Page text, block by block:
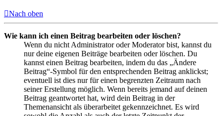
Nach oben
Wie kann ich einen Beitrag bearbeiten oder löschen?
Wenn du nicht Administrator oder Moderator bist, kannst du
nur deine eigenen Beiträge bearbeiten oder löschen. Du
kannst einen Beitrag bearbeiten, indem du das „Ändere
Beitrag“-Symbol für den entsprechenden Beitrag anklickst;
eventuell ist dies nur für einen begrenzten Zeitraum nach
seiner Erstellung möglich. Wenn bereits jemand auf deinen
Beitrag geantwortet hat, wird dein Beitrag in der
Themenansicht als überarbeitet gekennzeichnet. Es wird